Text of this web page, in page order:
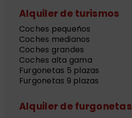
Alquiler de turismos
Coches pequeños
Coches medianos
Coches grandes
Coches alta gama
Furgonetas 5 plazas
Furgonetas 9 plazas
Alquiler de furgonetas